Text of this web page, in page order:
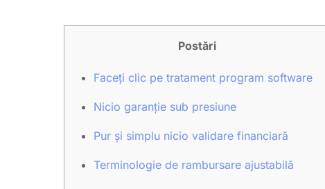
Postări
Faceți clic pe tratament program software
Nicio garanție sub presiune
Pur și simplu nicio validare financiară
Terminologie de rambursare ajustabilă